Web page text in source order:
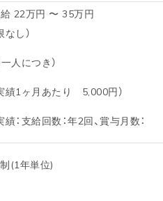
給 22万円 〜 35万円
し）
人につき）
績1ヶ月あたり 5,000円）
：支給回数：年2回、賞与月数：
(1年単位)